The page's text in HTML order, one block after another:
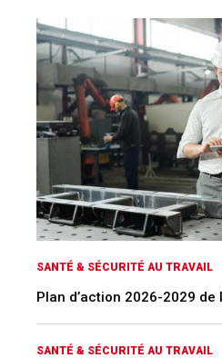
SANTÉ & SÉCURITÉ AU TRAVAIL
Plan d’action 2026-2029 de
SANTÉ & SÉCURITÉ AU TRAVAIL